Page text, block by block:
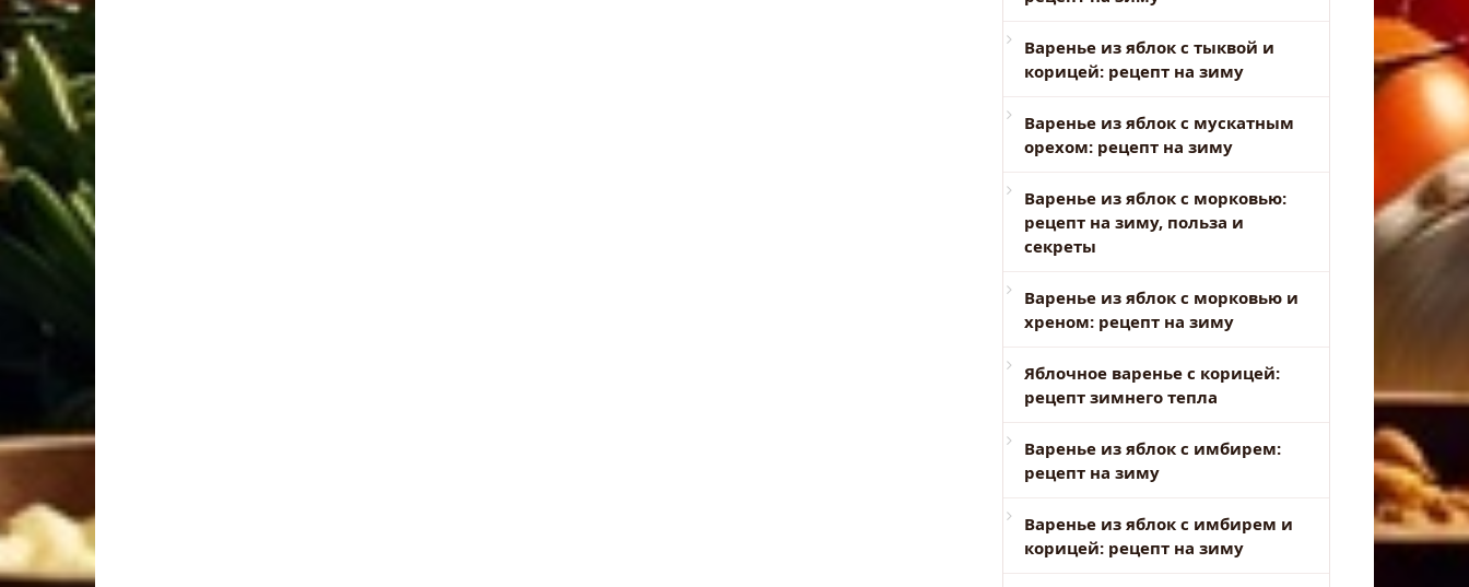
Варенье из яблок с тыквой и
корицей: рецепт на зиму
Варенье из яблок с мускатным
орехом: рецепт на зиму
Варенье из яблок с морковью:
рецепт на зиму, польза и
секреты
Варенье из яблок с морковью и
хреном: рецепт на зиму
Яблочное варенье с корицей:
рецепт зимнего тепла
Варенье из яблок с имбирем:
рецепт на зиму
Варенье из яблок с имбирем и
корицей: рецепт на зиму